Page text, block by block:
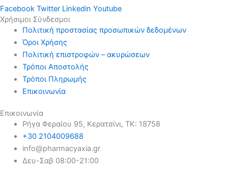
Facebook Twitter Linkedin Youtube
Χρήσιμοι Σύνδεσμοι
Πολιτική προστασίας προσωπικών δεδομένων
Όροι Χρήσης
Πολιτική επιστροφών – ακυρώσεων
Τρόποι Αποστολής
Τρόποι Πληρωμής
Επικοινωνία
Επικοινωνία
Ρήγα Φεραίου 95, Κερατσίνι, ΤΚ: 18758
+30 2104009688
info@pharmacyaxia.gr
Δευ-Σαβ 08:00-21:00